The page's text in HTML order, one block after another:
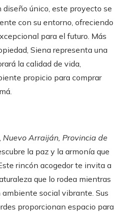
diseño único, este proyecto se
con su entorno, ofreciendo
para el futuro. Más
Siena representa una
la calidad de vida,
propicio para comprar
Nuevo Arraiján, Provincia de
la paz y la armonía que
Este rincón acogedor te invita a
que lo rodea mientras
ambiente social vibrante. Sus
proporcionan espacio para